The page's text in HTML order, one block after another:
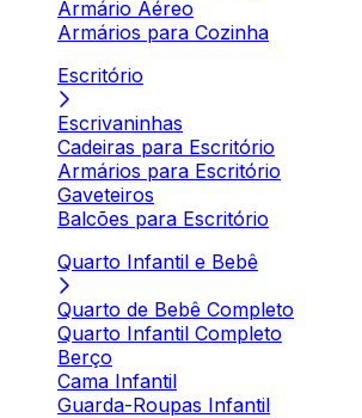
Armário Aéreo
Armários para Cozinha
Escritório
Escrivaninhas
Cadeiras para Escritório
Armários para Escritório
Gaveteiros
Balcões para Escritório
Quarto Infantil e Bebê
Quarto de Bebê Completo
Quarto Infantil Completo
Berço
Cama Infantil
Guarda-Roupas Infantil